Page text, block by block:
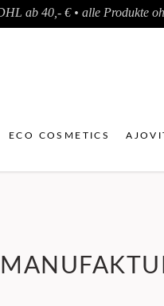
ab 40,- € • alle Produkte
ECO COSMETICS